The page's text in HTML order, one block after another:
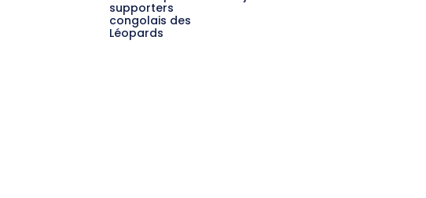
supporters
congolais des
Léopards